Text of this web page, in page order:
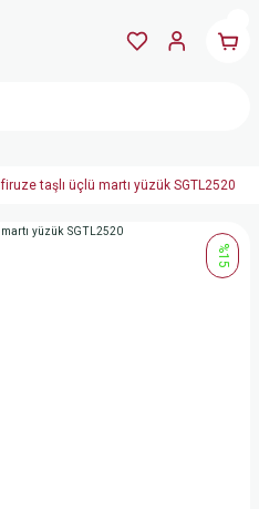
firuze taşlı üçlü martı yüzük SGTL2520
%15